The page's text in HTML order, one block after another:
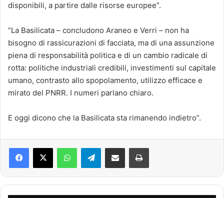
disponibili, a partire dalle risorse europee”.
“La Basilicata – concludono Araneo e Verri – non ha
bisogno di rassicurazioni di facciata, ma di una assunzione
piena di responsabilità politica e di un cambio radicale di
rotta: politiche industriali credibili, investimenti sul capitale
umano, contrasto allo spopolamento, utilizzo efficace e
mirato del PNRR. I numeri parlano chiaro.
E oggi dicono che la Basilicata sta rimanendo indietro”.
Telegram